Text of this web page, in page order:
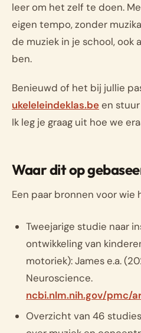
leer om het zelf te doen.
eigen tempo, zonder
de muziek in je school, ook
ben.
Benieuwd of het bij jullie
ukeleleindeklas.been
Ik leg je graag uit hoe we
Waar dit op
Een paar bronnen voor wie
Tweejarige studie naar
ontwikkeling van
motoriek): James e.a.
Neuroscience.
ncbi.nlm.nih.gov/pmc/
Overzicht van 46